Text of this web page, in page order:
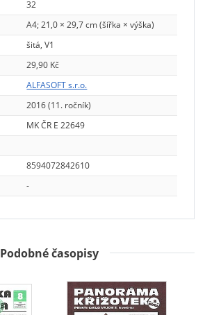
32
A4; 21,0 × 29,7 cm (šířka × výška)
šitá, V1
29,90 Kč
ALFASOFT s.r.o.
2016 (11. ročník)
MK ČR E 22649
8594072842610
-
Podobné časopisy